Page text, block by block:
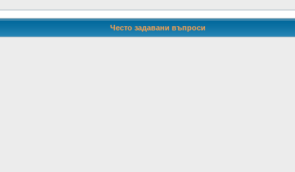
Често задавани въпроси